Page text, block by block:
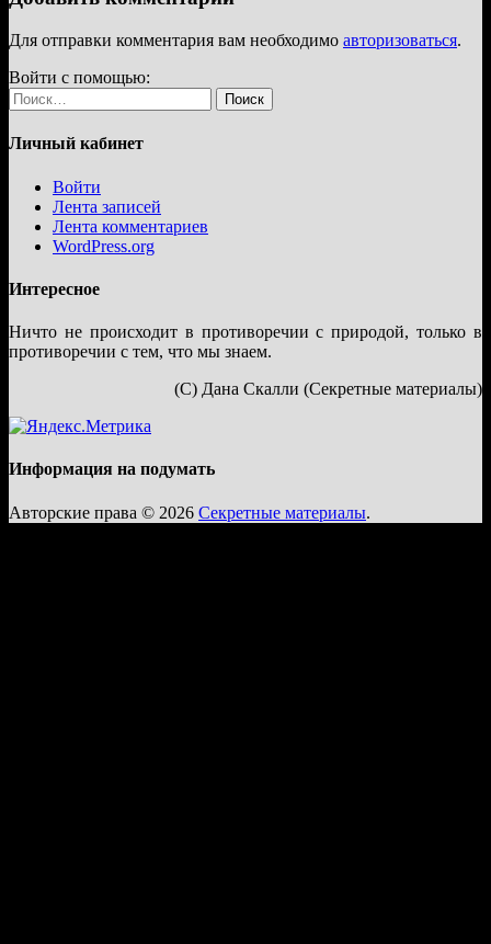
Для отправки комментария вам необходимо авторизоваться.
Войти с помощью:
Найти:
Личный кабинет
Войти
Лента записей
Лента комментариев
WordPress.org
Интересное
Ничто не происходит в противоречии с природой, только в
противоречии с тем, что мы знаем.
(С) Дана Скалли (Секретные материалы)
Информация на подумать
Авторские права © 2026 Секретные материалы.